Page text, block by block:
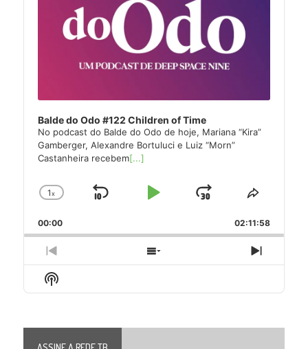
Balde do Odo #122 Children of Time
No podcast do Balde do Odo de hoje, Mariana “Kira”
Gamberger, Alexandre Bortuluci e Luiz “Morn”
Castanheira recebem[...]
Change
Rate
1x
Skip
Play
Jump
Forward
Share
Episode
00:00 02:11:58
Previous
Episode
Show
Next
Show
Podcast